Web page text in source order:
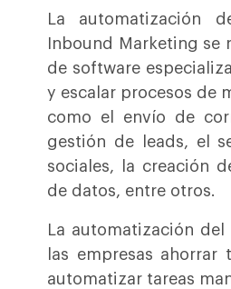
La automatización
Inbound Marketing se
de software
y escalar procesos de
como el envío de
gestión de leads, el
sociales, la creación
de datos, entre otros.
La automatización
las empresas ahorrar
automatizar tareas